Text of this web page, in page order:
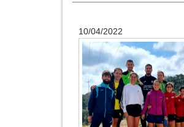
10/04/2022